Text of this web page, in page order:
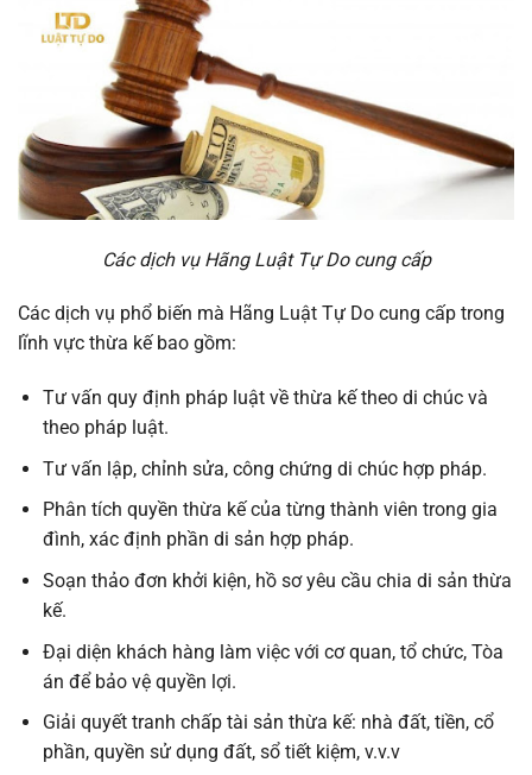
Các dịch vụ Hãng Luật Tự Do cung cấp
Các dịch vụ phổ biến mà Hãng Luật Tự Do cung cấp trong
lĩnh vực thừa kế bao gồm:
Tư vấn quy định pháp luật về thừa kế theo di chúc và
theo pháp luật.
Tư vấn lập, chỉnh sửa, công chứng di chúc hợp pháp.
Phân tích quyền thừa kế của từng thành viên trong gia
đình, xác định phần di sản hợp pháp.
Soạn thảo đơn khởi kiện, hồ sơ yêu cầu chia di sản thừa
kế.
Đại diện khách hàng làm việc với cơ quan, tổ chức, Tòa
án để bảo vệ quyền lợi.
Giải quyết tranh chấp tài sản thừa kế: nhà đất, tiền, cổ
phần, quyền sử dụng đất, sổ tiết kiệm, v.v.v